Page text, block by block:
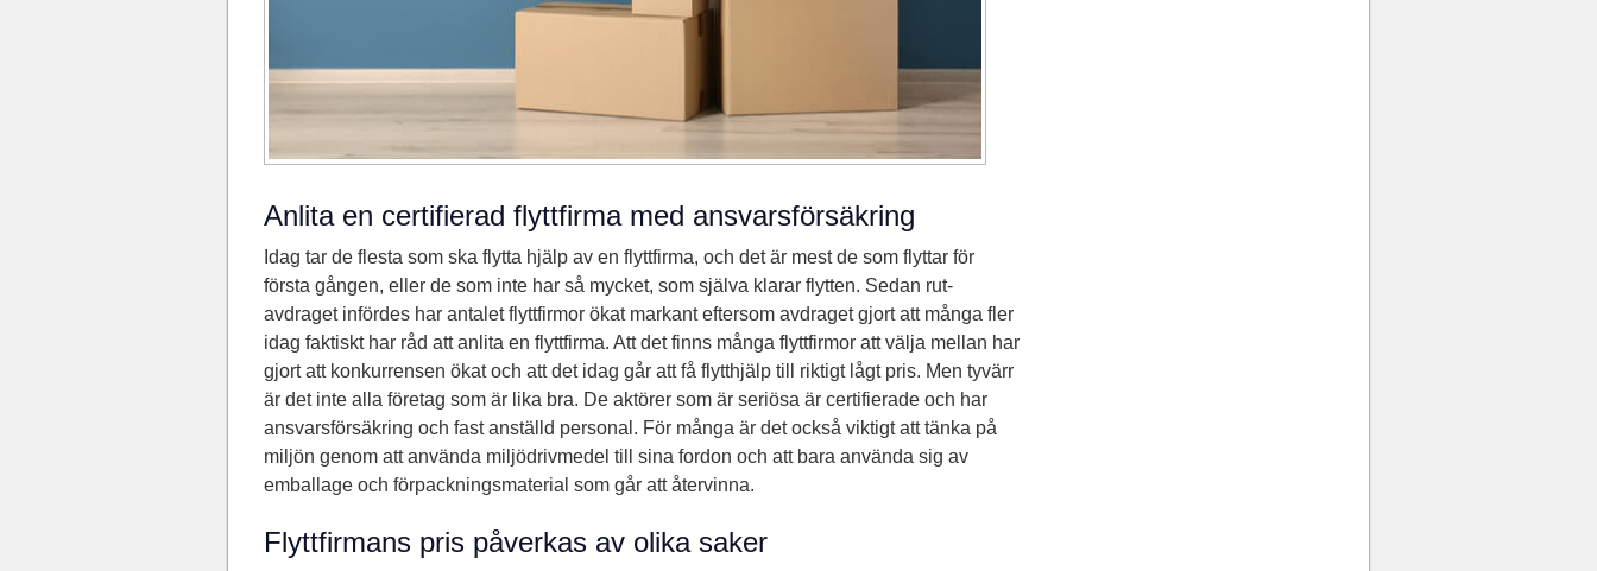
Anlita en certifierad flyttfirma med ansvarsförsäkring
Idag tar de flesta som ska flytta hjälp av en flyttfirma, och det är mest de som flyttar för
första gången, eller de som inte har så mycket, som själva klarar flytten. Sedan rut-
avdraget infördes har antalet flyttfirmor ökat markant eftersom avdraget gjort att många fler
idag faktiskt har råd att anlita en flyttfirma. Att det finns många flyttfirmor att välja mellan har
gjort att konkurrensen ökat och att det idag går att få flytthjälp till riktigt lågt pris. Men tyvärr
är det inte alla företag som är lika bra. De aktörer som är seriösa är certifierade och har
ansvarsförsäkring och fast anställd personal. För många är det också viktigt att tänka på
miljön genom att använda miljödrivmedel till sina fordon och att bara använda sig av
emballage och förpackningsmaterial som går att återvinna.
Flyttfirmans pris påverkas av olika saker